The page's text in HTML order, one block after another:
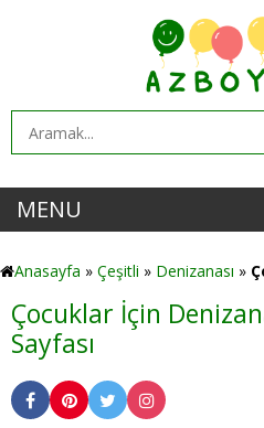
MENU
Anasayfa » Çeşitli » Denizanası »
Çocuklar İçin
Sayfası